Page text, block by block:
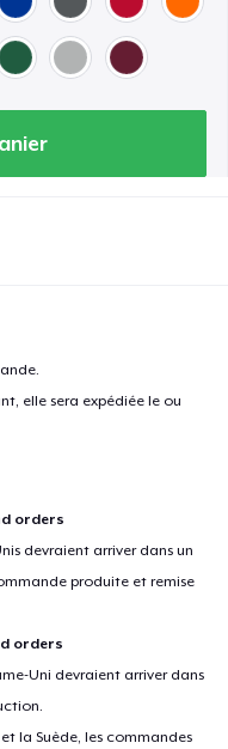
elle sera expédiée le ou
orders
devraient arriver dans un
produite et remise
orders
Uni devraient arriver dans
la Suède, les commandes